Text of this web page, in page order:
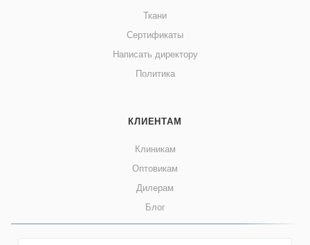
Ткани
Сертификаты
Написать директору
Политика
КЛИЕНТАМ
Клиникам
Оптовикам
Дилерам
Блог